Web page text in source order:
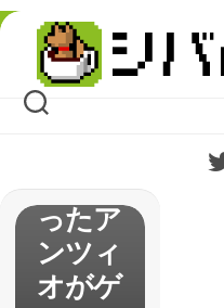
Skip
content
大作
戦！】
ノリと
勢いだ
なくな
ったア
ンツィ
オがゲ